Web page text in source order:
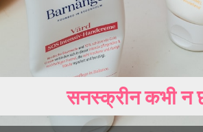
सनस्क्रीन कभी न